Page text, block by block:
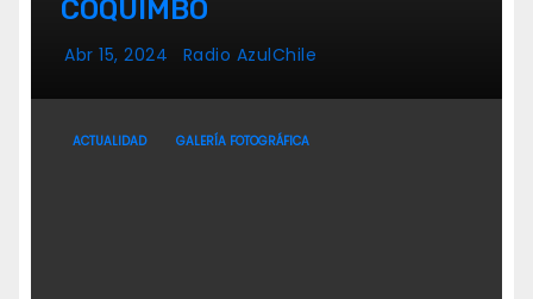
COQUIMBO
Abr 15, 2024 Radio AzulChile
ACTUALIDAD GALERÍA FOTOGRÁFICA